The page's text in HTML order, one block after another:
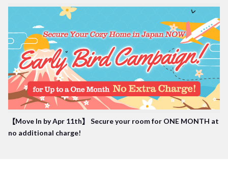
【Move In by Apr 11th】 Secure your room for ONE MONTH at
no additional charge!